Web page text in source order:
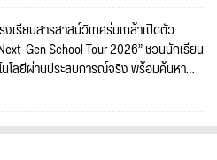
งเรียนสารสาสน์วิเทศร่มเกล้าเปิดตัว
Gen School Tour 2026” ชวนนักเรียน
นโลยีผ่านประสบการณ์จริง พร้อมค้นหา
ด้าน IT และดิจิทัลในยุค AI